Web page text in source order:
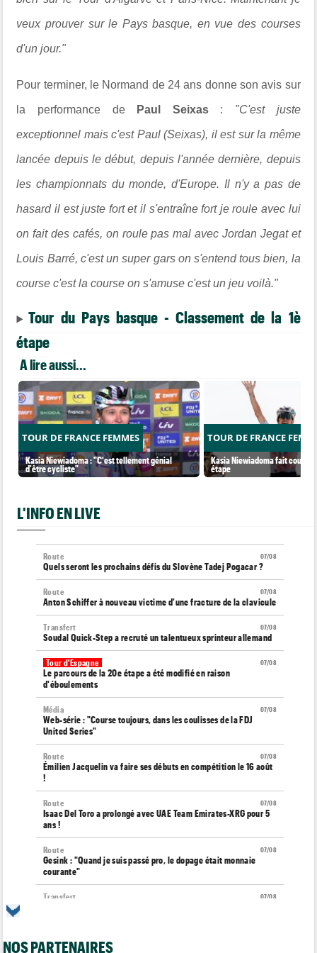
veux prouver sur le Pays basque, en vue des courses
d'un jour."
Pour terminer, le Normand de 24 ans donne son avis sur
la performance de Paul Seixas: "C'est juste
exceptionnel mais c'est Paul (Seixas), il est sur la même
lancée depuis ledébut, depuis l'année dernière, depuis
les championnats du monde, d'Europe. Il n'y a pas de
hasard il est juste fort et il s'entraîne fort je roule avec lui
on fait des cafés, on roule pas mal avec Jordan Jegat et
Louis Barré, c'est un super gars on s'entend tous bien, la
course c'est la course on s'amuse c'est un jeu voilà."
Tour du Pays basque - Classement de la 1è
étape
A lire aussi...
TOUR DE FRANCE FEMMES
Kasia Niewiadoma : "C'est tellement génial
d'être cycliste"
TOUR DE FRANCE
Kasia Niewiadoma fait coup
étape
L'INFO EN LIVE
07/08
Route
Quels seront les prochains défis du Slovène Tadej Pogacar ?
07/08
Route
Anton Schiffer à nouveau victime d'une fracture de la clavicule
07/08
Transfert
Soudal Quick-Step a recruté un talentueux sprinteur allemand
07/08
Tour d'Espagne
Le parcours de la 20e étape a été modifié en raison
d'éboulements
07/08
Média
Web-série : "Course toujours, dans les coulisses de la FDJ
United Series"
07/08
Route
Émilien Jacquelin va faire ses débuts en compétition le 16 août
!
07/08
Route
Isaac Del Toro a prolongé avec UAE Team Emirates-XRG pour 5
ans !
07/08
Route
Gesink : "Quand je suis passé pro, le dopage était monnaie
courante"
07/08
Transfert
Transfert
NOS PARTENAIRES